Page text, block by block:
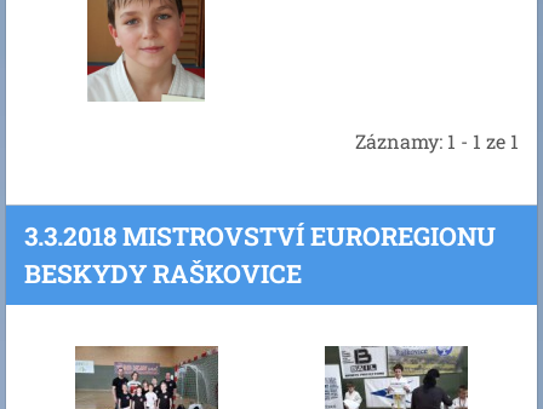
Záznamy: 1 - 1 ze 1
3.3.2018 MISTROVSTVÍ EUROREGIONU
BESKYDY RAŠKOVICE